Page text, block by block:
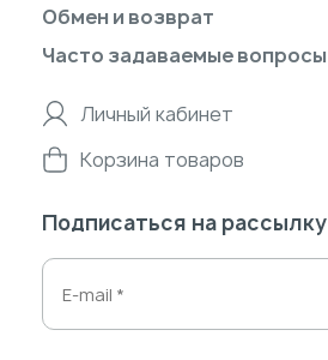
Обмен и возврат
Часто задаваемые вопросы
Личный кабинет
Корзина товаров
Подписаться на рассылку